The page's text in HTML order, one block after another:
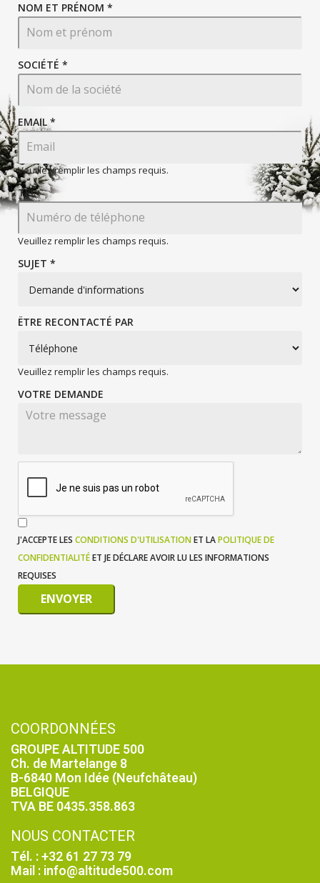
NOM ET PRÉNOM *
SOCIÉTÉ *
EMAIL*
Veuillez remplir les champs requis.
TEL
Veuillez remplir les champs requis.
SUJET *
ËTRE RECONTACTÉ PAR
Veuillez remplir les champs requis.
VOTRE DEMANDE
J'ACCEPTE LES CONDITIONS D'UTILISATIONET LAPOLITIQUE DE
CONFIDENTIALITÉET JE DÉCLARE AVOIR LU LES INFORMATIONS
REQUISES
ENVOYER
COORDONNÉES
GROUPE ALTITUDE 500
Ch. de Martelange 8
B-6840 Mon Idée (Neufchâteau)
BELGIQUE
TVA BE 0435.358.863
NOUS CONTACTER
Tél. : +32 61 27 73 79
Mail : info@altitude500.com